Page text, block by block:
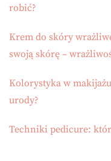
robić?
Krem do skóry
swoją skórę –
Kolorystyka w
urody?
Techniki pedicure: